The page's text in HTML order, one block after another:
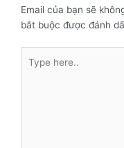
Email của bạn sẽ
bắt buộc được đánh
here..